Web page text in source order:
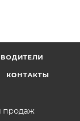
КОНТАКТЫ
продаж